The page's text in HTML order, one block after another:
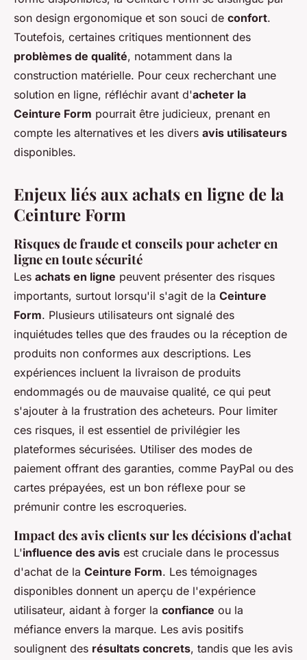
son design ergonomique et son souci de confort.
Toutefois, certaines critiques mentionnent des
problèmes de qualité, notamment dans la
construction matérielle. Pour ceux recherchant une
solution en ligne, réfléchir avant d'acheter la
Ceinture Form pourrait être judicieux, prenant en
compte les alternatives et les divers avis utilisateurs
disponibles.
Enjeux liés aux achats en ligne de la
Ceinture Form
Risques de fraude et conseils pour acheter en
ligne en toute sécurité
Les achats en ligne peuvent présenter des risques
importants, surtout lorsqu'il s'agit de la Ceinture
Form. Plusieurs utilisateurs ont signalé des
inquiétudes telles que des fraudes ou la réception de
produits non conformes aux descriptions. Les
expériences incluent la livraison de produits
endommagés ou de mauvaise qualité, ce qui peut
s'ajouter à la frustration des acheteurs. Pour limiter
ces risques, il est essentiel de privilégier les
plateformes sécurisées. Utiliser des modes de
paiement offrant des garanties, comme PayPal ou des
cartes prépayées, est un bon réflexe pour se
prémunir contre les escroqueries.
Impact des avis clients sur les décisions d'achat
L'influence des avis est cruciale dans le processus
d'achat de la Ceinture Form. Les témoignages
disponibles donnent un aperçu de l'expérience
utilisateur, aidant à forger la confiance ou la
méfiance envers la marque. Les avis positifs
soulignent des résultats concrets, tandis que les avis